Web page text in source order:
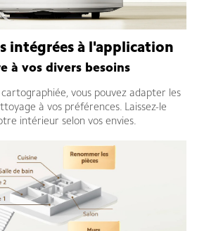
intégrées à l'application
à vos divers besoins
vous pouvez adapter les
à vos préférences. Laissez-le
intérieur selon vos envies.